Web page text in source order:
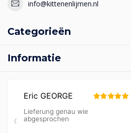
info@kittenenlijmen.nl
Categorieën
Informatie